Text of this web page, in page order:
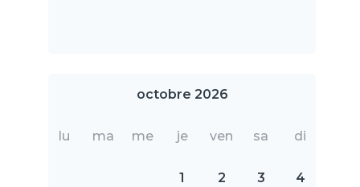
octobre 2026
lu ma me je ven sa di
1 2 3 4